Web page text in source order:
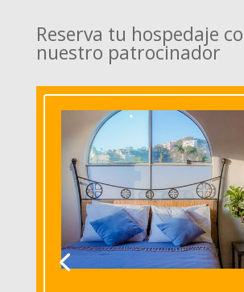
Reserva tu hospedaje
nuestro patrocinador